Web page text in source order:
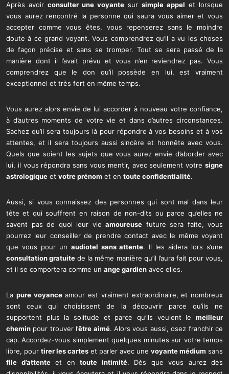
Après avoir consulter une voyante sur simple appel et lorsque
vous aurez rencontré la personne qui saura vous aimer et vous
accepter comme vous êtes, vous repenserez sans le moindre
doute à ce grand voyant. Vous comprendrez qu’il a vu les choses
de façon précise et sans se tromper. Tout se sera passé de la
manière dont il l’avait prévu et vous n’en reviendrez pas. Vous
comprendrez que le don qu’il possède en lui, est vraiment
exceptionnel et très fort en même temps.
Vous aurez alors envie de lui accorder à nouveau votre confiance,
à d’autres moments de votre vie et dans d’autres circonstances.
Sachez qu’il sera toujours là pour répondre à vos besoins et à vos
attentes, et il sera toujours aussi sincère et honnête avec vous.
Quels que soient les sujets que vous aurez envie d’aborder avec
lui, il vous répondra sans vous mentir, avec seulement votre signe
astrologique et votre prénom et en toute confidentialité.
Aussi, si vous connaissez des personnes qui sont mal dans leur
tête et qui souffrent en raison de non-dits ou parce qu’elles ne
savent pas de quoi leur vie amoureuse future sera faite, vous
pourrez leur conseiller de prendre contact avec le même voyant
que vous pour un audiotel sans attente. Il les aidera lors s’une
consultation gratuite de la même manière qu’il l’aura fait pour vous,
et il se comportera comme un ange gardien avec elles.
La pure voyanceamour est vraiment extraordinaire, et nombreux
sont ceux qui choisissent de la découvrir parce qu’ils ne
supportent plus la solitude et parce qu’ils veulent le meilleur
chemin pour trouver l’être aimé. Alors vous aussi, osez franchir ce
cap. Accordez-vous simplement quelques minutes sur votre temps
libre, pour tirer les cartes et parler avec une voyante médium sans
file d’attenteet en toute intimité. Dès que vous aurez des